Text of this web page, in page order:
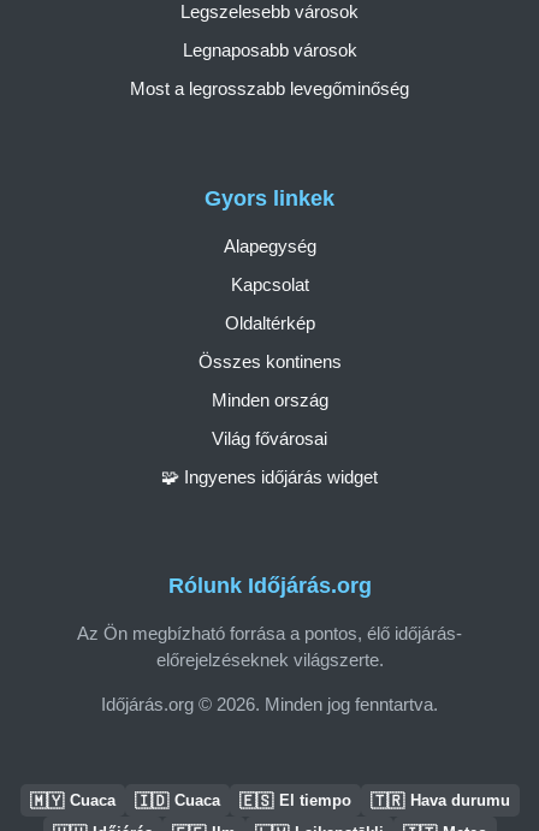
Rólunk Időjárás.org
Az Ön megbízható forrása a pontos, élő időjárás-
előrejelzéseknek világszerte.
Időjárás.org © 2026. Minden jog fenntartva.
Gyors linkek
Alapegység
Kapcsolat
Oldaltérkép
Összes kontinens
Minden ország
Világ fővárosai
🧩 Ingyenes időjárás widget
Legszelesebb városok
Legnaposabb városok
Most a legrosszabb levegőminőség
🇲🇾 Cuaca 🇮🇩 Cuaca 🇪🇸 El tiempo 🇹🇷 Hava durumu